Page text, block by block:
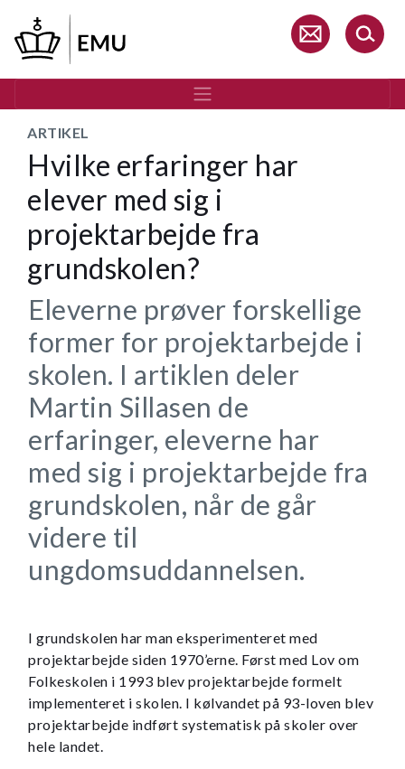
hovedindhold
ARTIKEL
Hvilke erfaringer har
elever med sig i
projektarbejde fra
grundskolen?
Eleverne prøver forskellige
former for projektarbejde i
skolen. I artiklen deler
Martin Sillasen de
erfaringer, eleverne har
med sig i projektarbejde fra
grundskolen, når de går
videre til
ungdomsuddannelsen.
I grundskolen har man eksperimenteret med
projektarbejde siden 1970’erne. Først med Lov om
Folkeskolen i 1993 blev projektarbejde formelt
implementeret i skolen. I kølvandet på 93-loven blev
projektarbejde indført systematisk på skoler over
hele landet.